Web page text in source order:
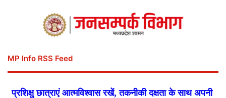
MP Info RSS Feed